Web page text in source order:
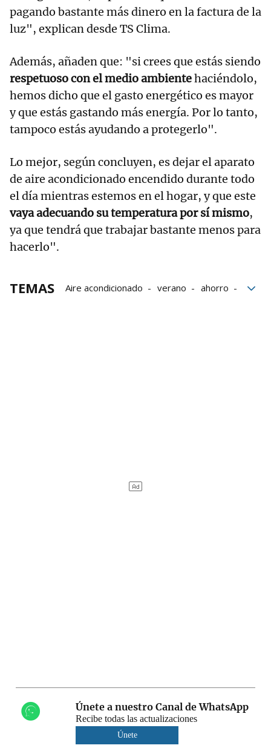
pagando bastante más dinero en la factura de la
luz", explican desde TS Clima.
Además, añaden que: "si crees que estás siendo
respetuoso con el medio ambientehaciéndolo,
hemos dicho que el gasto energético es mayor
y que estás gastando más energía. Por lo tanto,
tampoco estás ayudando a protegerlo".
Lo mejor, según concluyen, es dejar el aparato
de aire acondicionado encendido durante todo
el día mientras estemos en el hogar, y que este
vaya adecuando su temperatura por sí mismo,
ya que tendrá que trabajar bastante menos para
hacerlo".
TEMAS Aire acondicionado verano
ahorro
Únete a nuestro Canal de WhatsApp
Recibe todas las actualizaciones
Únete